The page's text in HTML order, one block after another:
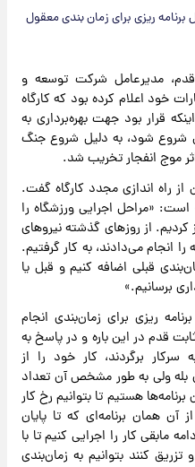
ریزی برای زمان بندی معقول
مدیرعامل شرکت توسعه و
خود اعلام کرده بود که کارگاه
قرار بود جهت بهره‌برداری به
شروع شود، به دلیل شروع جنگ
موج انفجار تخریب شد.
راه اندازی مجدد کارگاه گفت.
«مراحل اجرایی ورزشگاه را
کردیم. از روزهای گذشته نیروهای
انجام می‌دادند، به کار گرفتیم.
قبلی اضافه کنیم و قبل یا
برسانیم.»
ریزی برای زمان‌بندی انجام
قدم در این باره و در پاسخ به
سرکار برگردند، کار خود را از
بله ولی به طور مشخص آن تعداد
هستیم تا بتوانیم رخ کار
همان برنامه‌ای که تا پایان
مابقی کار را اجرایی کنیم تا با
کنند بتوانیم به زمان‌بندی